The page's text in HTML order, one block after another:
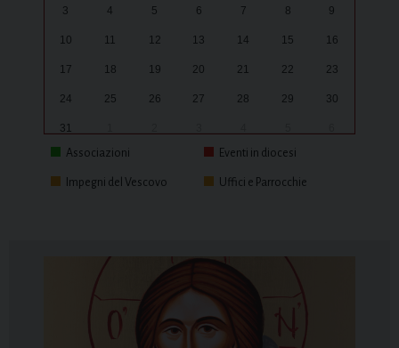
3 4 5 6 7 8 9
10 11 12 13 14 15 16
17 18 19 20 21 22 23
24 25 26 27 28 29 30
31
Associazioni
Eventi in diocesi
Impegni del Vescovo Uffici e Parrocchie